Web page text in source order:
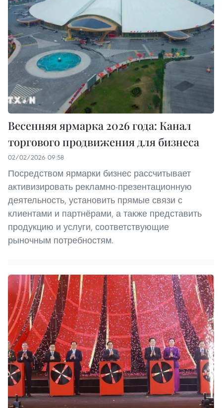
Весенняя ярмарка 2026 года: Канал
торгового продвижения для бизнеса
02/02/2026 09:58
Посредством ярмарки бизнес рассчитывает
активизировать рекламно-презентационную
деятельность, установить прямые связи с
клиентами и партнёрами, а также представить
продукцию и услуги, соответствующие
рыночным потребностям.